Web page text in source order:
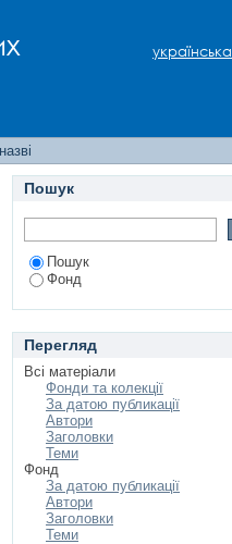
українська
Пошук
Пошук
Фонд
Перегляд
Всі матеріали
Фонди та колекції
За датою публикації
Автори
Заголовки
Теми
Фонд
За датою публикації
Автори
Заголовки
Теми